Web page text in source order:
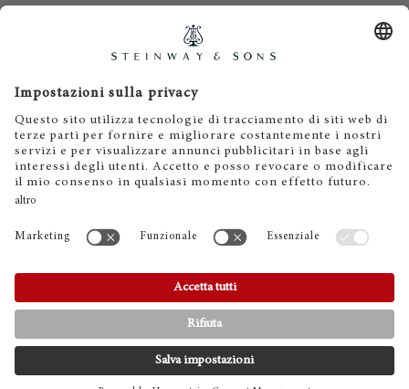
Informativa privacy
Termini e condizioni
Cookies